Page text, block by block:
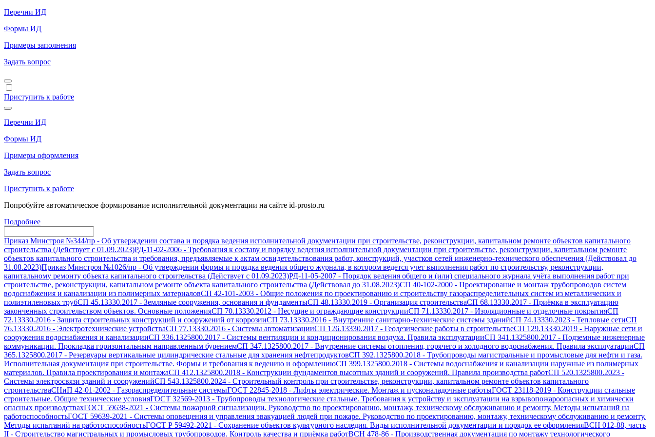
Перечни ИД
Формы ИД
Примеры заполнения
Задать вопрос
Приступить к работе
Перечни ИД
Формы ИД
Примеры оформления
Задать вопрос
Приступить к работе
Попробуйте автоматическое формирование исполнительной документации на сайте id-prosto.ru
Подробнее
Приказ Минстроя №344/пр - Об утверждении состава и порядка ведения исполнительной документации при строительстве, реконструкции, капитальном ремонте объектов капитального
строительства (Действует с 01.09.2023)РД-11-02-2006 - Требования к составу и порядку ведения исполнительной документации при строительстве, реконструкции, капитальном ремонте
объектов капитального строительства и требования, предъявляемые к актам освидетельствования работ, конструкций, участков сетей инженерно-технического обеспечения (Действовал до
31.08.2023)Приказ Минстроя №1026/пр - Об утверждении формы и порядка ведения общего журнала, в котором ведется учет выполнения работ по строительству, реконструкции,
капитальному ремонту объекта капитального строительства (Действует с 01.09.2023)РД-11-05-2007 - Порядок ведения общего и (или) специального журнала учёта выполнения работ при
строительстве, реконструкции, капитальном ремонте объекта капитального строительства (Действовал до 31.08.2023)СП 40-102-2000 - Проектирование и монтаж трубопроводов систем
водоснабжения и канализации из полимерных материаловСП 42-101-2003 - Общие положения по проектированию и строительству газораспределительных систем из металлических и
полиэтиленовых трубСП 45.13330.2017 - Земляные сооружения, основания и фундаментыСП 48.13330.2019 - Организация строительстваСП 68.13330.2017 - Приёмка в эксплуатацию
законченных строительством объектов. Основные положенияСП 70.13330.2012 - Несущие и ограждающие конструкцииСП 71.13330.2017 - Изоляционные и отделочные покрытияСП
72.13330.2016 - Защита строительных конструкций и сооружений от коррозииСП 73.13330.2016 - Внутренние санитарно-технические системы зданийСП 74.13330.2023 - Тепловые сетиСП
76.13330.2016 - Электротехнические устройстваСП 77.13330.2016 - Системы автоматизацииСП 126.13330.2017 - Геодезические работы в строительствеСП 129.13330.2019 - Наружные сети и
сооружения водоснабжения и канализацииСП 336.1325800.2017 - Системы вентиляции и кондиционирования воздуха. Правила эксплуатацииСП 341.1325800.2017 - Подземные инженерные
коммуникации. Прокладка горизонтальным направленным бурениемСП 347.1325800.2017 - Внутренние системы отопления, горячего и холодного водоснабжения. Правила эксплуатацииСП
365.1325800.2017 - Резервуары вертикальные цилиндрические стальные для хранения нефтепродуктовСП 392.1325800.2018 - Трубопроводы магистральные и промысловые для нефти и газа.
Исполнительная документация при строительстве. Формы и требования к ведению и оформлениюСП 399.1325800.2018 - Системы водоснабжения и канализации наружные из полимерных
материалов. Правила проектирования и монтажаСП 412.1325800.2018 - Конструкции фундаментов высотных зданий и сооружений. Правила производства работСП 520.1325800.2023 -
Системы электросвязи зданий и сооруженийСП 543.1325800.2024 - Строительный контроль при строительстве, реконструкции, капитальном ремонте объектов капитального
строительстваСНиП 42-01-2002 - Газораспределительные системыГОСТ 22845-2018 - Лифты электрические. Монтаж и пусконаладочные работыГОСТ 23118-2019 - Конструкции стальные
строительные. Общие технические условияГОСТ 32569-2013 - Трубопроводы технологические стальные. Требования к устройству и эксплуатации на взрывопожароопасных и химически
опасных производствахГОСТ 59638-2021 - Системы пожарной сигнализации. Руководство по проектированию, монтажу, техническому обслуживанию и ремонту. Методы испытаний на
работоспособностьГОСТ 59639-2021 - Системы оповещения и управления эвакуацией людей при пожаре. Руководство по проектированию, монтажу, техническому обслуживанию и ремонту.
Методы испытаний на работоспособностьГОСТ Р 59492-2021 - Сохранение объектов культурного наследия. Виды исполнительной документации и порядок ее оформленияВСН 012-88, часть
II - Строительство магистральных и промысловых трубопроводов. Контроль качества и приёмка работВСН 478-86 - Производственная документация по монтажу технологического